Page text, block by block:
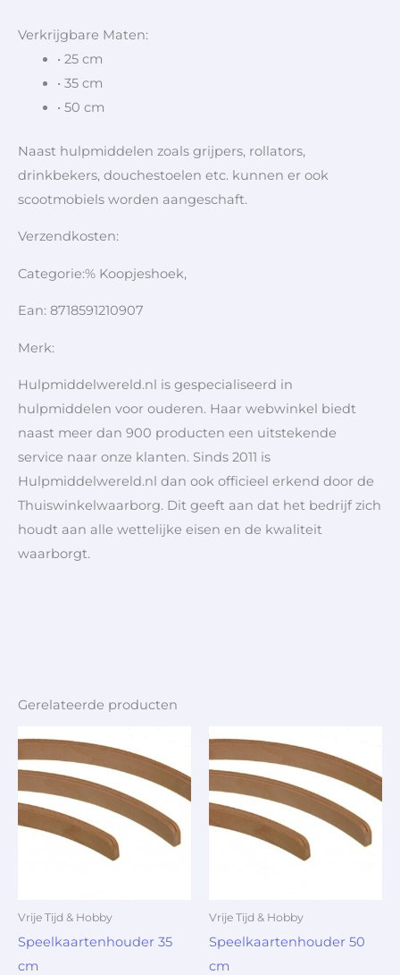
Verkrijgbare Maten:
• 25 cm
• 35 cm
• 50 cm
Naast hulpmiddelen zoals grijpers, rollators,
drinkbekers, douchestoelen etc. kunnen er ook
scootmobiels worden aangeschaft.
Verzendkosten:
Categorie:% Koopjeshoek,
Ean: 8718591210907
Merk:
Hulpmiddelwereld.nl is gespecialiseerd in
hulpmiddelen voor ouderen. Haar webwinkel biedt
naast meer dan 900 producten een uitstekende
service naar onze klanten. Sinds 2011 is
Hulpmiddelwereld.nl dan ook officieel erkend door de
Thuiswinkelwaarborg. Dit geeft aan dat het bedrijf zich
houdt aan alle wettelijke eisen en de kwaliteit
waarborgt.
Gerelateerde producten
Vrije Tijd & Hobby
Speelkaartenhouder 35
cm
Vrije Tijd & Hobby
Speelkaartenhouder 50
cm